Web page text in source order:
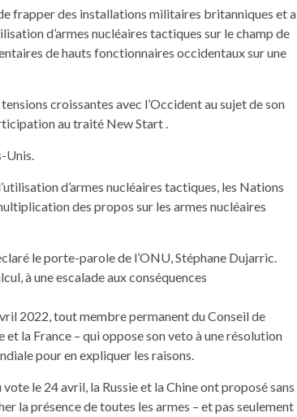
frapper des installations militaires britanniques et a
d’armes nucléaires tactiques sur le champ de
de hauts fonctionnaires occidentaux sur une
croissantes avec l’Occident au sujet de son
au traité New Start .
Unis.
d’armes nucléaires tactiques, les Nations
des propos sur les armes nucléaires
le porte-parole de l’ONU, Stéphane Dujarric.
à une escalade aux conséquences
2022, tout membre permanent du Conseil de
la France – qui oppose son veto à une résolution
pour en expliquer les raisons.
le 24 avril, la Russie et la Chine ont proposé sans
la présence de toutes les armes – et pas seulement